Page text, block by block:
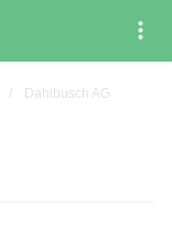
Dahlbusch AG